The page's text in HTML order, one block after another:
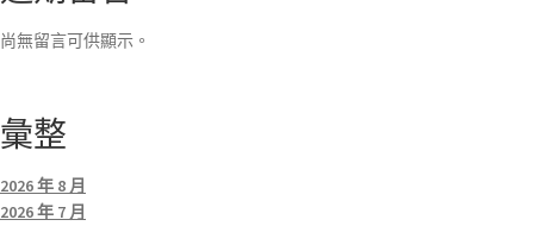
尚無留言可供顯示。
彙整
2026 年 8 月
2026 年 7 月